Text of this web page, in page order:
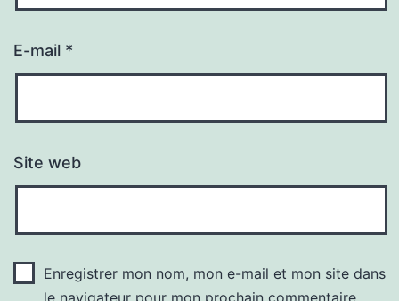
E-mail *
Site web
Enregistrer mon nom, mon e-mail et mon site dans
le navigateur pour mon prochain commentaire.